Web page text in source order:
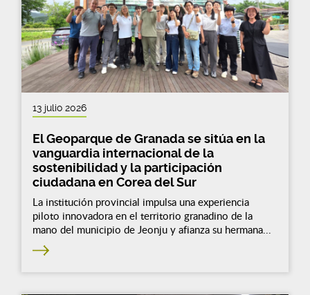
13 julio 2026
El Geoparque de Granada se sitúa en la
vanguardia internacional de la
sostenibilidad y la participación
ciudadana en Corea del Sur
La institución provincial impulsa una experiencia
piloto innovadora en el territorio granadino de la
mano del municipio de Jeonju y afianza su hermana...